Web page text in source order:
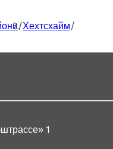
Хехтсхайм
1